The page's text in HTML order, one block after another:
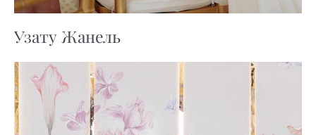
Узату Жанель